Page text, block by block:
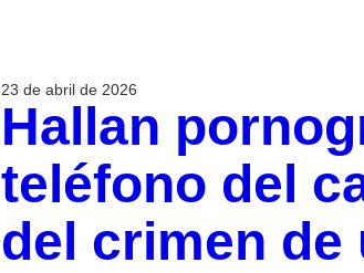
23 de abril de 2026
Hallan
teléfono del
del crimen de